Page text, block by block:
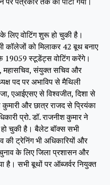
लिए वोटिंग शुरू हो चुकी है।
कॉलेजों को मिलाकर 42 बूथ बनाए
के 19059 स्टूडेंट्स वोटिंग करेंगे।
महासचिव, संयुक्त सचिव और
पद पर अभाविप से मैथिली
एआईएसए से विश्वजीत, दिशा से
और छात्र राजद से प्रियंका
प्रो. डॉ. राजनीश कुमार ने
हो चुकी है। बैलेट बॉक्स सभी
ट्रेनिंग भी अधिकारियों और
चुनाव के लिए जिला प्रशासन और
है। सभी बूथों पर ऑब्जर्वर नियुक्त